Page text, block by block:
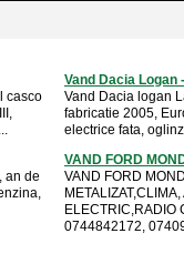
casco
Vand Dacia Logan
Vand Dacia logan
fabricatie 2005,
electrice fata,
an de
VAND FORD
VAND FORD
ELECTRIC,RADIO
0744842172,